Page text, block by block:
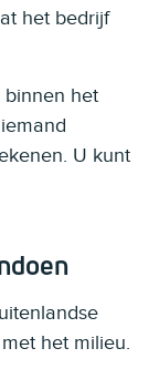
het bedrijf
binnen het
U kunt
het milieu.